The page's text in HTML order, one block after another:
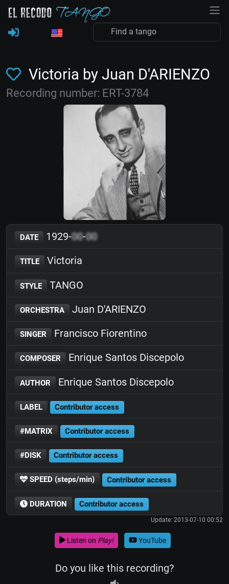
Victoria by Juan D'ARIENZO
Recording number: ERT-3784
DATE 1929-00-00
TITLE Victoria
STYLE TANGO
ORCHESTRA Juan D'ARIENZO
SINGER Francisco Fiorentino
COMPOSER Enrique Santos Discepolo
AUTHOR Enrique Santos Discepolo
LABEL Contributor access
#MATRIX Contributor access
#DISK Contributor access
SPEED (steps/min) Contributor access
DURATION Contributor access
Update: 2013-07-10 00:52
Listen on Play! YouTube
Do you like this recording?